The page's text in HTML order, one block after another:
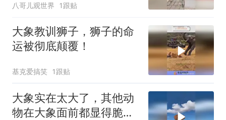
八哥儿观世界 1跟贴
大象教训狮子，狮子的命
运被彻底颠覆！
基克爱搞笑 1跟贴
大象实在太大了，其他动
物在大象面前都显得脆弱